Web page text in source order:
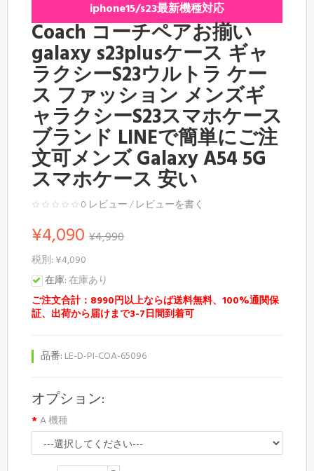
iphone15/s23最新機種対応
Coach コーチペアお揃い
galaxy s23plusケース ギャ
ラクシーS23ウルトラ ケー
ス ファッション メンズギ
ャラクシーS23スマホケース
ブランド LINEで簡単にご注
文可メンズ Galaxy A54 5G
スマホケース 安い
0 レビュー/レビューを書く
¥4,090 ¥4,990
税別: ¥4,090
在庫:在庫あり
ご注文合計：8990円以上ならば送料無料、100%通関保
証、出荷から届けまで3-7日間到着可
品番: LE-D-PI-COA-65096
オプション:
A 機種